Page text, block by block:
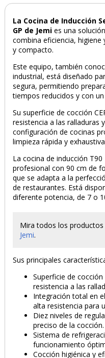
La Cocina de Inducción
GP de Jemies una
combina eficiencia,
y compacto.
Este equipo, también
industrial, está diseñado
segura, permitiendo
tiempos reducidos y con
Su superficie de cocción
resistencia a las ralladuras
configuración de cocinas
limpieza rápida y
La cocina de inducción
profesional con 90 cm de
que se adapta a la
de restaurantes. Está
diferente potencia, de 7 o
Mira todos los
Jemi.
Sus principales
Superficie de
resistencia a las
Integración total en
alta resistencia para
Diez niveles de
preciso de la cocción.
Sistema de
funcionamiento
Cocción higiénica y